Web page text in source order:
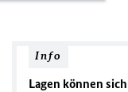
Info
Lagen können